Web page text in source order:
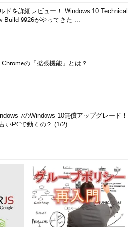
ドを詳細レビュー！ Windows 10 Technical
Build 9926がやってきた ...
Chromeの「拡張機能」とは？
7のWindows 10無償アップグレード！
いPCで動くの？ (1/2)